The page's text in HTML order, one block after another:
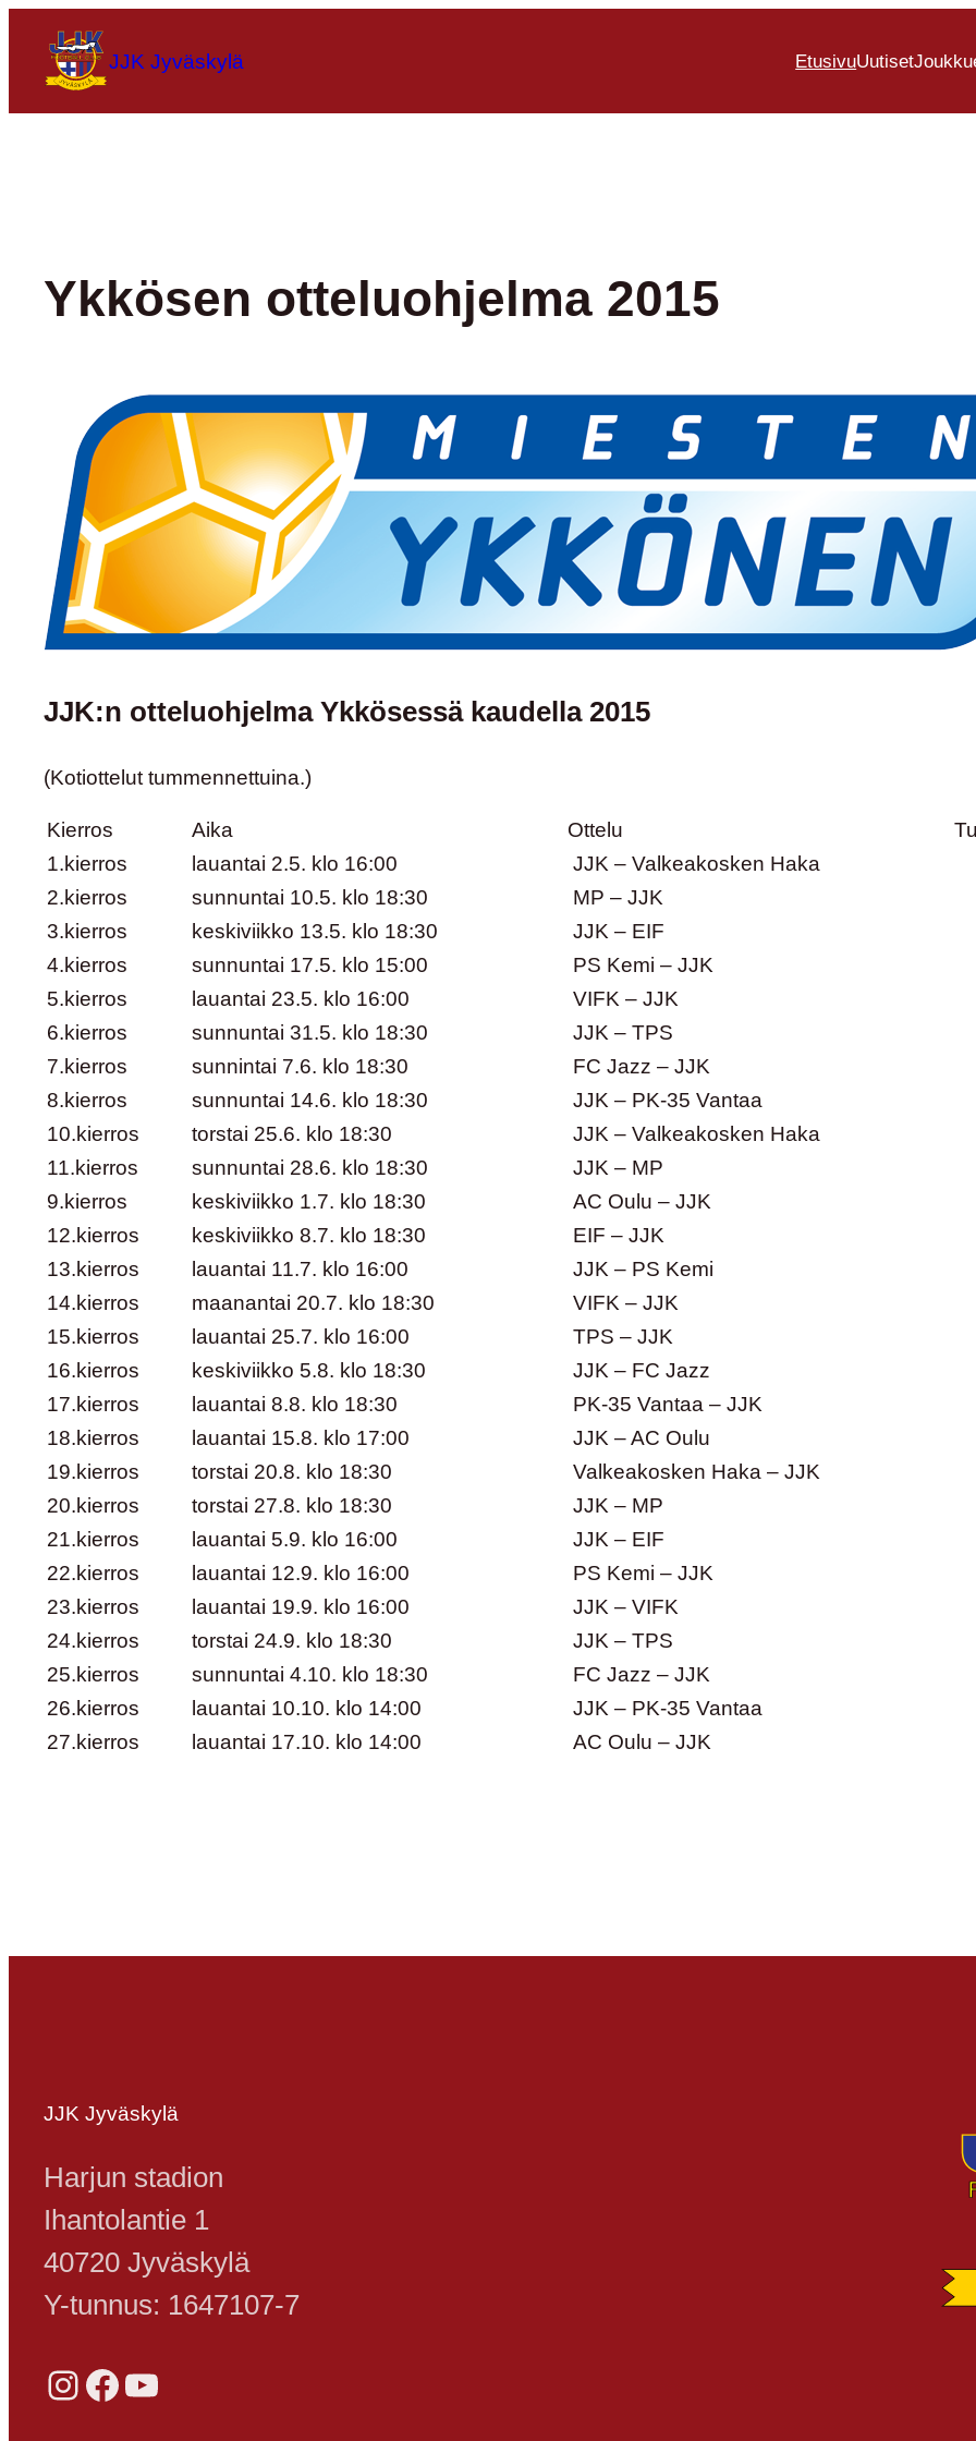
sisältöön
JJK Jyväskylä EtusivuUutiset
Ykkösen otteluohjelma 2015
JJK:n otteluohjelma Ykkösessä kaudella 2015
(Kotiottelut tummennettuina.)
Kierros Aika Ottelu
1.kierros
lauantai 2.5. klo 16:00
JJK – Valkeakosken Haka
2.kierros
sunnuntai 10.5. klo 18:30
MP – JJK
3.kierros
keskiviikko 13.5. klo 18:30
JJK – EIF
4.kierros
sunnuntai 17.5. klo 15:00
PS Kemi – JJK
5.kierros
lauantai 23.5. klo 16:00
VIFK – JJK
6.kierros
sunnuntai 31.5. klo 18:30
JJK – TPS
7.kierros
sunnintai 7.6. klo 18:30
FC Jazz – JJK
8.kierros
sunnuntai 14.6. klo 18:30
JJK – PK-35 Vantaa
10.kierros
torstai 25.6. klo 18:30
JJK – Valkeakosken Haka
11.kierros
sunnuntai 28.6. klo 18:30
JJK – MP
9.kierros
keskiviikko 1.7. klo 18:30
AC Oulu – JJK
12.kierros
keskiviikko 8.7. klo 18:30
EIF – JJK
13.kierros
lauantai 11.7. klo 16:00
JJK – PS Kemi
14.kierros
maanantai 20.7. klo 18:30
VIFK – JJK
15.kierros
lauantai 25.7. klo 16:00
TPS – JJK
16.kierros
keskiviikko 5.8. klo 18:30
JJK – FC Jazz
17.kierros
lauantai 8.8. klo 18:30
PK-35 Vantaa – JJK
18.kierros
lauantai 15.8. klo 17:00
JJK – AC Oulu
19.kierros
torstai 20.8. klo 18:30
Valkeakosken Haka – JJK
20.kierros
torstai 27.8. klo 18:30
JJK – MP
21.kierros
lauantai 5.9. klo 16:00
JJK – EIF
22.kierros
lauantai 12.9. klo 16:00
PS Kemi – JJK
23.kierros
lauantai 19.9. klo 16:00
JJK – VIFK
24.kierros
torstai 24.9. klo 18:30
JJK – TPS
25.kierros
sunnuntai 4.10. klo 18:30
FC Jazz – JJK
26.kierros
lauantai 10.10. klo 14:00
JJK – PK-35 Vantaa
27.kierros
lauantai 17.10. klo 14:00 AC Oulu – JJK
JJK Jyväskylä
Harjun stadion
Ihantolantie 1
40720 Jyväskylä
Y-tunnus: 1647107-7
Instagram Facebook YouTube